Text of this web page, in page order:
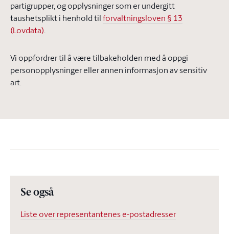
partigrupper, og opplysninger som er undergitt
taushetsplikt i henhold tilforvaltningsloven § 13
(Lovdata).
Vi oppfordrer til å være tilbakeholden med å oppgi
personopplysninger eller annen informasjon av sensitiv
art.
Se også
Liste over representantenes e-postadresser